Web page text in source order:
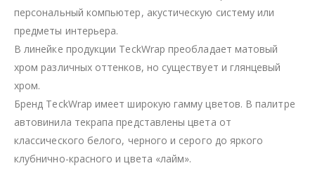
персональный компьютер, акустическую систему или
предметы интерьера.
В линейке продукции TeckWrap преобладает матовый
хром различных оттенков, но существует и глянцевый
хром.
Бренд TeckWrap имеет широкую гамму цветов. В палитре
автовинила текрапа представлены цвета от
классического белого, черного и серого до яркого
клубнично-красного и цвета «лайм».